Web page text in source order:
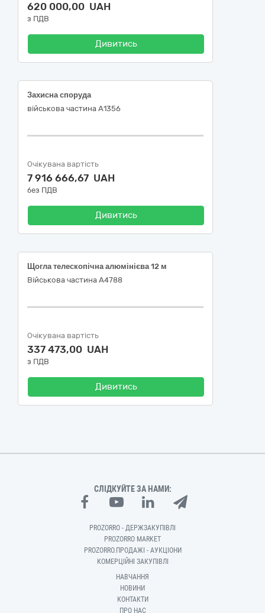
620 000,00 UAH
з ПДВ
Дивитись
Захисна споруда
військова частина А1356
Очікувана вартість
7 916 666,67 UAH
без ПДВ
Дивитись
Щогла телескопічна алюмінієва 12 м
Військова частина А4788
Очікувана вартість
337 473,00 UAH
з ПДВ
Дивитись
СЛІДКУЙТЕ ЗА НАМИ:
PROZORRO - ДЕРЖЗАКУПІВЛІ
PROZORRO MARKET
PROZORRO.ПРОДАЖІ - АУКЦІОНИ
КОМЕРЦІЙНІ ЗАКУПІВЛІ
НАВЧАННЯ
НОВИНИ
КОНТАКТИ
ПРО НАС